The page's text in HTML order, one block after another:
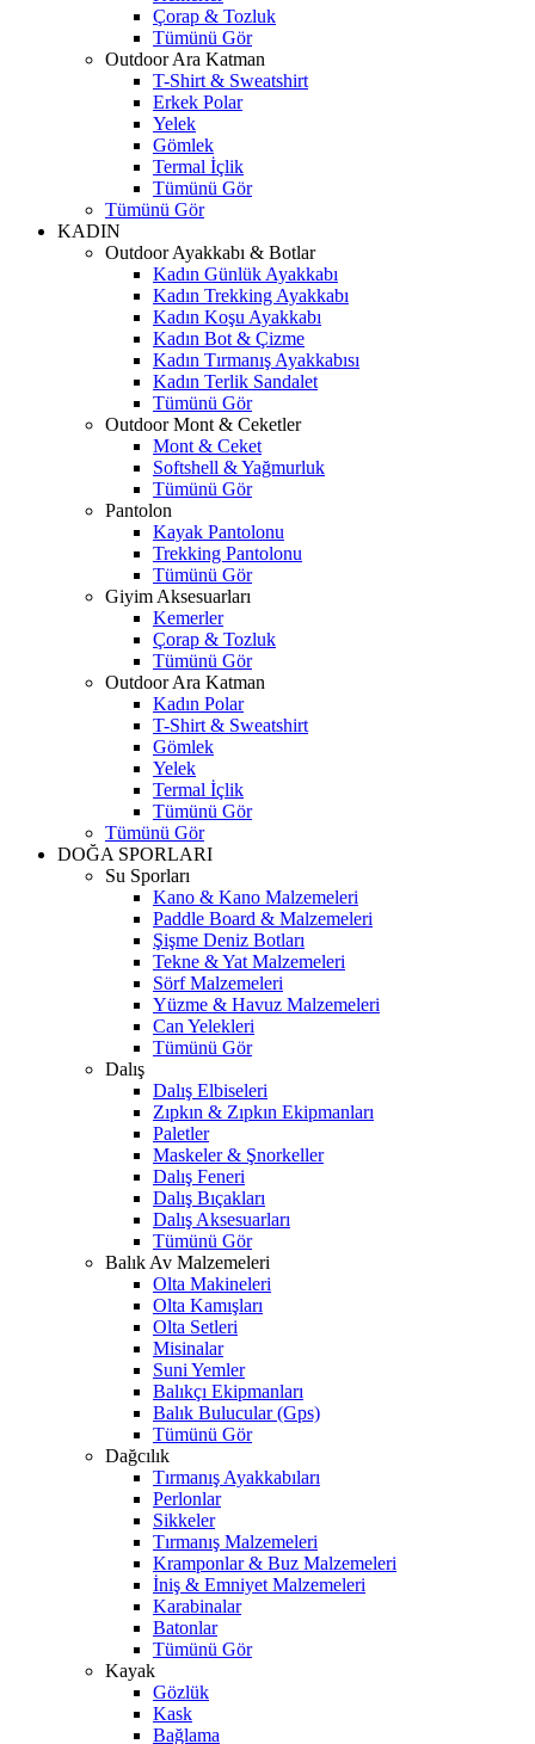
Çorap & Tozluk
Tümünü Gör
Outdoor Ara Katman
T-Shirt & Sweatshirt
Erkek Polar
Yelek
Gömlek
Termal İçlik
Tümünü Gör
Tümünü Gör
KADIN
Outdoor Ayakkabı & Botlar
Kadın Günlük Ayakkabı
Kadın Trekking Ayakkabı
Kadın Koşu Ayakkabı
Kadın Bot & Çizme
Kadın Tırmanış Ayakkabısı
Kadın Terlik Sandalet
Tümünü Gör
Outdoor Mont & Ceketler
Mont & Ceket
Softshell & Yağmurluk
Tümünü Gör
Pantolon
Kayak Pantolonu
Trekking Pantolonu
Tümünü Gör
Giyim Aksesuarları
Kemerler
Çorap & Tozluk
Tümünü Gör
Outdoor Ara Katman
Kadın Polar
T-Shirt & Sweatshirt
Gömlek
Yelek
Termal İçlik
Tümünü Gör
Tümünü Gör
DOĞA SPORLARI
Su Sporları
Kano & Kano Malzemeleri
Paddle Board & Malzemeleri
Şişme Deniz Botları
Tekne & Yat Malzemeleri
Sörf Malzemeleri
Yüzme & Havuz Malzemeleri
Can Yelekleri
Tümünü Gör
Dalış
Dalış Elbiseleri
Zıpkın & Zıpkın Ekipmanları
Paletler
Maskeler & Şnorkeller
Dalış Feneri
Dalış Bıçakları
Dalış Aksesuarları
Tümünü Gör
Balık Av Malzemeleri
Olta Makineleri
Olta Kamışları
Olta Setleri
Misinalar
Suni Yemler
Balıkçı Ekipmanları
Balık Bulucular (Gps)
Tümünü Gör
Dağcılık
Tırmanış Ayakkabıları
Perlonlar
Sikkeler
Tırmanış Malzemeleri
Kramponlar & Buz Malzemeleri
İniş & Emniyet Malzemeleri
Karabinalar
Batonlar
Tümünü Gör
Kayak
Gözlük
Kask
Bağlama